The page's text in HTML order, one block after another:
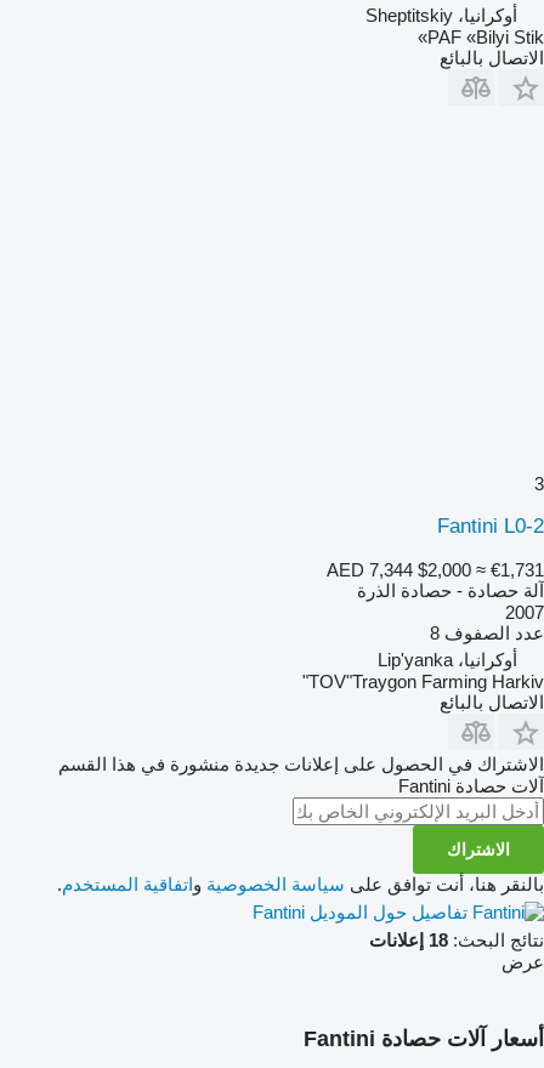
أوكرانيا، Sheptitskiy
PAF «Bilyi Stik»
الاتصال بالبائع
3
Fantini L0-2
AED 7,344 $2,000 ≈ €1,731
آلة حصادة - حصادة الذرة
2007
عدد الصفوف 8
أوكرانيا، Lip'yanka
TOV"Traygon Farming Harkiv"
الاتصال بالبائع
الاشتراك في الحصول على إعلانات جديدة منشورة في هذا القسم
آلات حصادة Fantini
الاشتراك
بالنقر هنا، أنت توافق على سياسة الخصوصية واتفاقية المستخدم.
تفاصيل حول الموديل Fantini
نتائج البحث: 18 إعلانات
عرض
أسعار آلات حصادة Fantini